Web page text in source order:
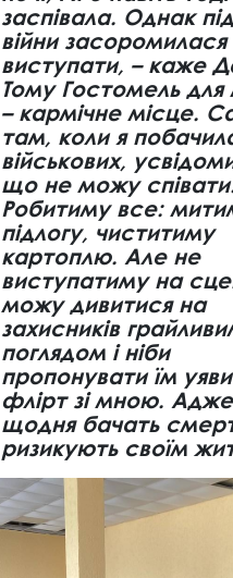
заспівала. Однак
війни засоромилася
виступати, – каже
Тому Гостомель
– кармічне місце.
там, коли я
військових,
що не можу
Робитиму все:
підлогу, чиститиму
картоплю. Але не
виступатиму на
можу дивитися на
захисників
поглядом і ніби
пропонувати їм
флірт зі мною.
щодня бачать
ризикують своїм